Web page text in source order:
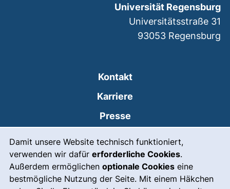
Damit unsere Website technisch funktioniert,
verwenden wir dafür erforderliche Cookies.
Außerdem ermöglichen optionale Cookies eine
bestmögliche Nutzung der Seite. Mit einem Häkchen
Kontakt
Karriere
Presse
Leichte Sprache
Gebärdensprache
Universität Regensburg
Universitätsstraße 31
93053 Regensburg